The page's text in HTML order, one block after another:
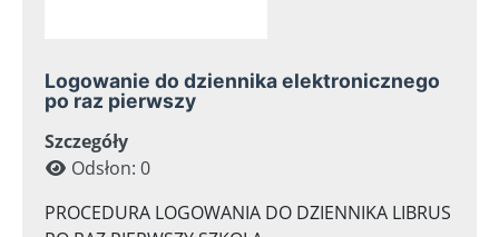
Logowanie do dziennika elektronicznego
po raz pierwszy
Szczegóły
Odsłon: 0
PROCEDURA LOGOWANIA DO DZIENNIKA LIBRUS